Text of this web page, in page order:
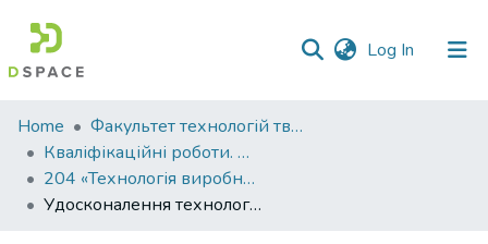
Log In (current)
Communities
&
Collections
All of DSpace
Home
Факультет технологій тваринництва та продовольства
Кваліфікаційні роботи. Факультет технологій тваринництва та продовольства
204 «Технологія виробництва і переробки продукції тваринництва» - Бакалаври 2023-2024
Удосконалення технології розведення корів червоно-рябої молочної породи